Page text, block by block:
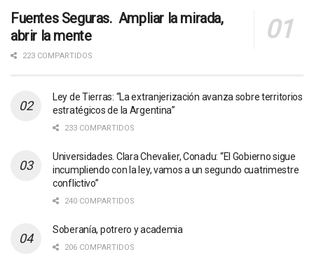
Fuentes Seguras. Ampliar la mirada,
abrir la mente
223 COMPARTIDOS
Ley de Tierras: “La extranjerización avanza sobre territorios
estratégicos de la Argentina”
233 COMPARTIDOS
Universidades. Clara Chevalier, Conadu: “El Gobierno sigue
incumpliendo con la ley, vamos a un segundo cuatrimestre
conflictivo”
240 COMPARTIDOS
Soberanía, potrero y academia
206 COMPARTIDOS